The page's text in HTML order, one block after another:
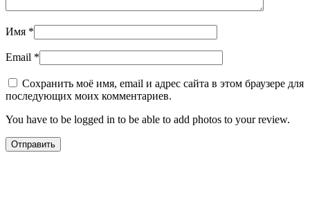
Имя *
Email *
Сохранить моё имя, email и адрес сайта в этом браузере для
последующих моих комментариев.
You have to be logged in to be able to add photos to your review.